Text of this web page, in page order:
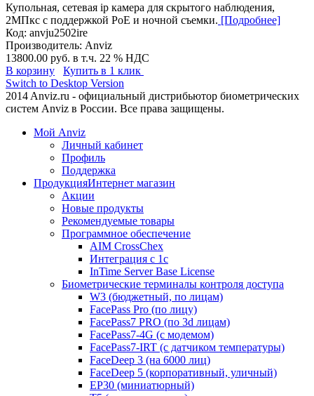
Купольная, сетевая ip камера для скрытого наблюдения,
2МПкс с поддержкой PoE и ночной съемки. [Подробнее]
Код: anvju2502ire
Производитель: Anviz
13800.00 руб. в т.ч. 22 % НДС
В корзину
Купить в 1 клик
Switch to Desktop Version
2014 Anviz.ru - официальный дистрибьютор биометрических
систем Anviz в России. Все права защищены.
Мой Anviz
Личный кабинет
Профиль
Поддержка
ПродукцияИнтернет магазин
Акции
Новые продукты
Рекомендуемые товары
Программное обеспечение
AIM CrossChex
Интеграция с 1с
InTime Server Base License
Биометрические терминалы контроля доступа
W3 (бюджетный, по лицам)
FacePass Pro (по лицу)
FacePass7 PRO (по 3d лицам)
FacePass7-4G (с модемом)
FacePass7-IRT (с датчиком температуры)
FaceDeep 3 (на 6000 лиц)
FaceDeep 5 (корпоративный, уличный)
EP30 (миниатюрный)